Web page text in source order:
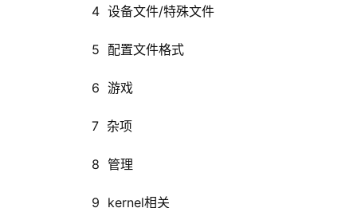
4  设备文件/特殊文件
5  配置文件格式
6  游戏
7  杂项
8  管理
9  kernel相关